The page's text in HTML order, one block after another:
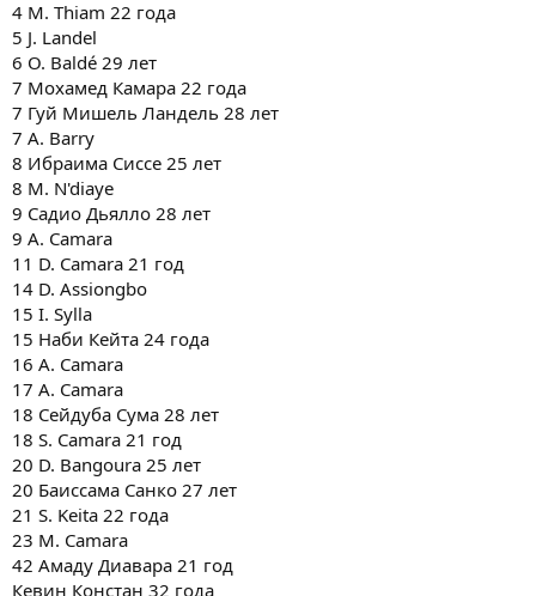
4 M. Thiam 22 года
5 J. Landel
6 O. Baldé 29 лет
7 Мохамед Камара 22 года
7 Гуй Мишель Ландель 28 лет
7 A. Barry
8 Ибраима Сиссе 25 лет
8 M. N'diaye
9 Садио Дьялло 28 лет
9 A. Camara
11 D. Camara 21 год
14 D. Assiongbo
15 I. Sylla
15 Наби Кейта 24 года
16 A. Camara
17 A. Camara
18 Сейдуба Сума 28 лет
18 S. Camara 21 год
20 D. Bangoura 25 лет
20 Баиссама Санко 27 лет
21 S. Keita 22 года
23 M. Camara
42 Амаду Диавара 21 год
Кевин Констан 32 года